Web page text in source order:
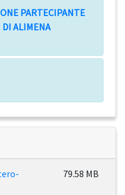
PARTECIPANTE
DI ALIMENA
79.58 MB